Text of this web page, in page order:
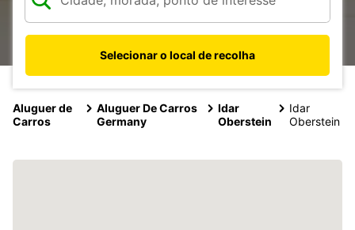
Selecionar o local de recolha
Aluguer de
Carros
Aluguer De Carros
Germany
Idar
Oberstein
Idar
Oberstein